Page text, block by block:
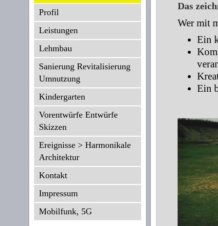
Profil
Leistungen
Lehmbau
Sanierung Revitalisierung
Umnutzung
Kindergarten
Vorentwürfe Entwürfe
Skizzen
Ereignisse > Harmonikale
Architektur
Kontakt
Impressum
Mobilfunk, 5G
Das
Wer mit
Ein
Ein